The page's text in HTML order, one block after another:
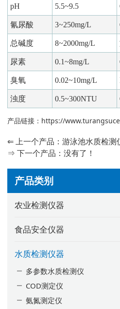
产品类别
农业检测仪器
食品安全仪器
水质检测仪器
多参数水质检测仪
COD测定仪
氨氮测定仪
pH 5.5~9.5
氰尿酸 3~250mg/L
总碱度 8~2000mg/L
尿素 0.1~8mg/L
臭氧 0.02~10mg/L
浊度 0.5~300NTU
产品链接： https://
⇐ 上一个产品： 游泳池水质检测
⇒ 下一个产品：没有了！